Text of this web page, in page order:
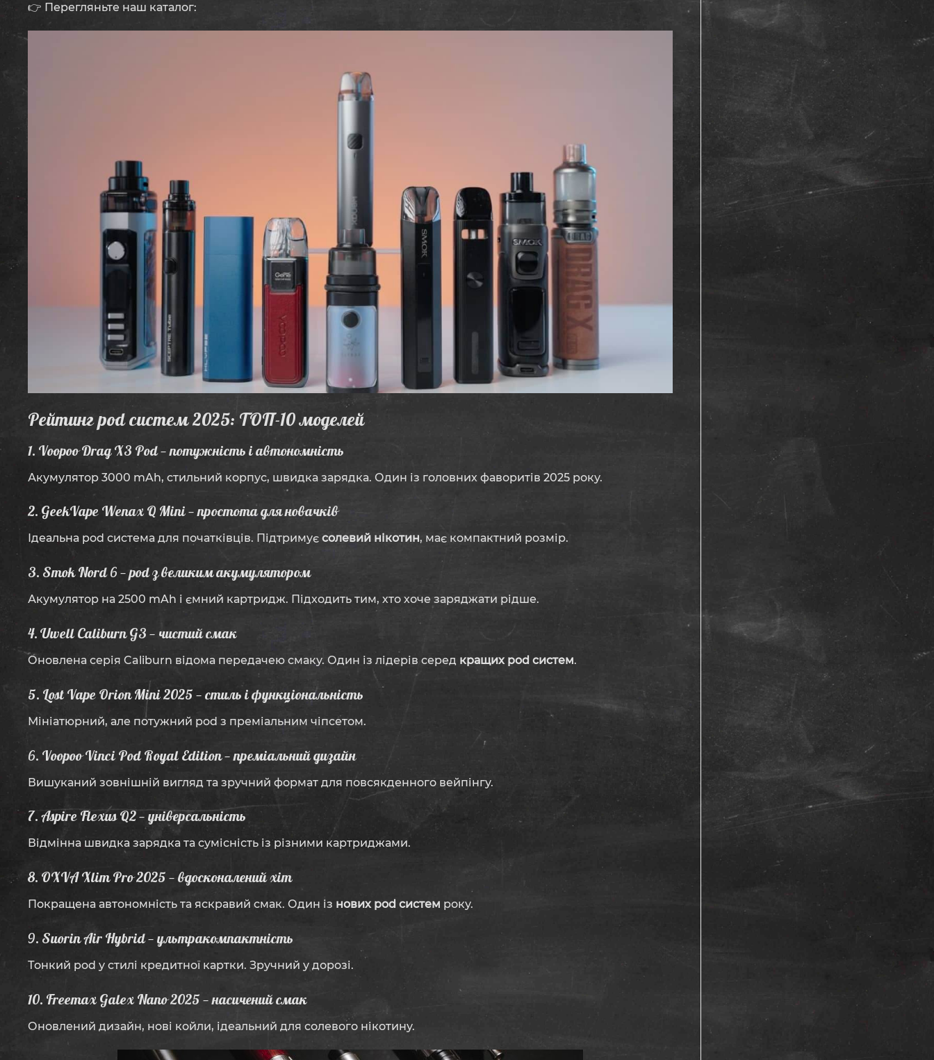
👉 Перегляньте наш каталог:
Рейтинг pod систем 2025: ТОП-10 моделей
1. Voopoo Drag X3 Pod — потужність і автономність
Акумулятор 3000 mAh, стильний корпус, швидка зарядка. Один із головних фаворитів 2025 року.
2. GeekVape Wenax Q Mini — простота для новачків
Ідеальна pod система для початківців. Підтримує солевий нікотин, має компактний розмір.
3. Smok Nord 6 — pod з великим акумулятором
Акумулятор на 2500 mAh і ємний картридж. Підходить тим, хто хоче заряджати рідше.
4. Uwell Caliburn G3 — чистий смак
Оновлена серія Caliburn відома передачею смаку. Один із лідерів серед кращих pod систем.
5. Lost Vape Orion Mini 2025 — стиль і функціональність
Мініатюрний, але потужний pod з преміальним чіпсетом.
6. Voopoo Vinci Pod Royal Edition — преміальний дизайн
Вишуканий зовнішній вигляд та зручний формат для повсякденного вейпінгу.
7. Aspire Flexus Q2 — універсальність
Відмінна швидка зарядка та сумісність із різними картриджами.
8. OXVA Xlim Pro 2025 — вдосконалений хіт
Покращена автономність та яскравий смак. Один із нових pod систем року.
9. Suorin Air Hybrid — ультракомпактність
Тонкий pod у стилі кредитної картки. Зручний у дорозі.
10. Freemax Galex Nano 2025 — насичений смак
Оновлений дизайн, нові койли, ідеальний для солевого нікотину.